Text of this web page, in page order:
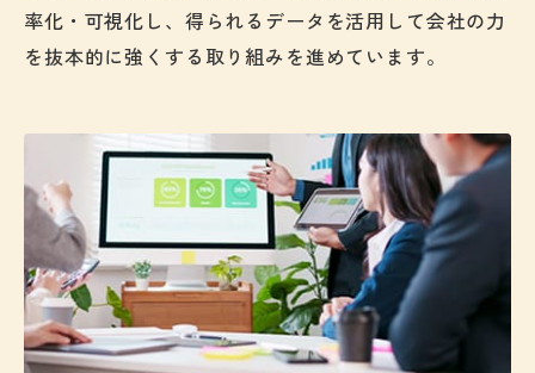
率化・可視化し、得られるデータを活用して会社の力
を抜本的に強くする取り組みを進めています。